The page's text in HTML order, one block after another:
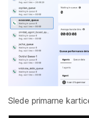
Slede primarne